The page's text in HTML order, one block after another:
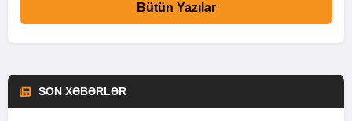
Bütün Yazılar
SON XƏBƏRLƏR